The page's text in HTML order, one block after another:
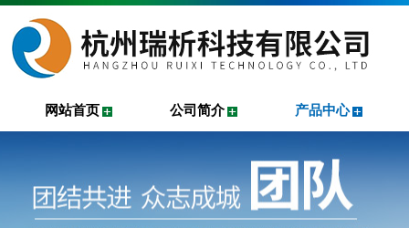
网站首页 公司简介 产品中心